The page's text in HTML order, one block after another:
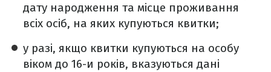
дату народження та місце проживання
всіх осіб, на яких купуються квитки;
у разі, якщо квитки купуються на особу
віком до 16-и років, вказуються дані